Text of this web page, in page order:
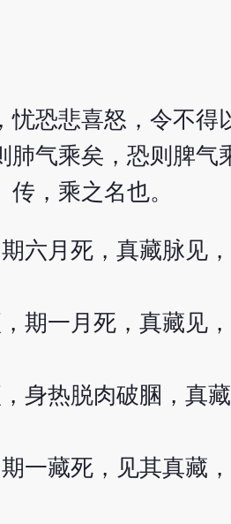
恐悲喜怒，令不得
气乘矣，恐则脾气
，乘之名也。
六月死，真藏脉见
期一月死，真藏见
身热脱肉破䐃，真
一藏死，见其真藏